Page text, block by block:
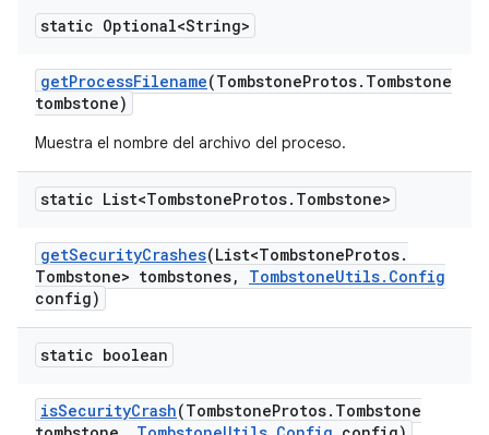
static Optional<String>
getProcessFilename(TombstoneProtos. Tombstone
tombstone)
Muestra el nombre del archivo del proceso.
static List<TombstoneProtos. Tombstone>
getSecurityCrashes(List<TombstoneProtos.
Tombstone> tombstones, TombstoneUtils. Config
config)
static boolean
isSecurityCrash(TombstoneProtos. Tombstone